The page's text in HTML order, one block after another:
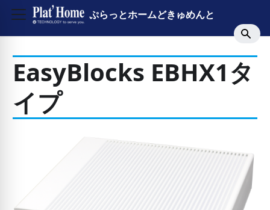
ぷらっとホームどきゅめんと
EasyBlocks EBHX1タ
イプ